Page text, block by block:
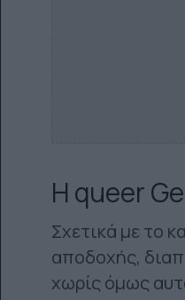
H queer
Σχετικά με το
αποδοχής,
χωρίς όμως